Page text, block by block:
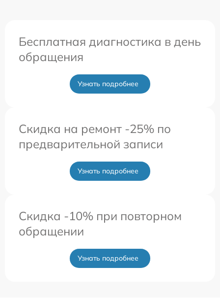
Бесплатная диагностика в день
обращения
Узнать подробнее
Скидка на ремонт -25% по
предварительной записи
Узнать подробнее
Скидка -10% при повторном
обращении
Узнать подробнее